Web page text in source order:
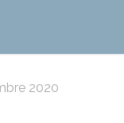
2020